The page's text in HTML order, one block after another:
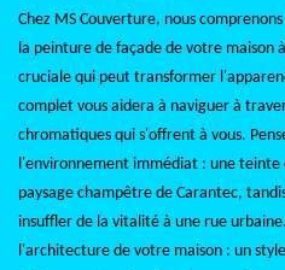
Chez MS Couverture, nous
la peinture de façade de votre maison
cruciale qui peut transformer
complet vous aidera à naviguer à
chromatiques qui s'offrent à vous.
l'environnement immédiat : une teinte
paysage champêtre de Carantec,
insuffler de la vitalité à une rue
l'architecture de votre maison : un